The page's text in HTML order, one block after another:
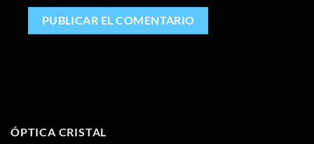
ÓPTICA CRISTAL